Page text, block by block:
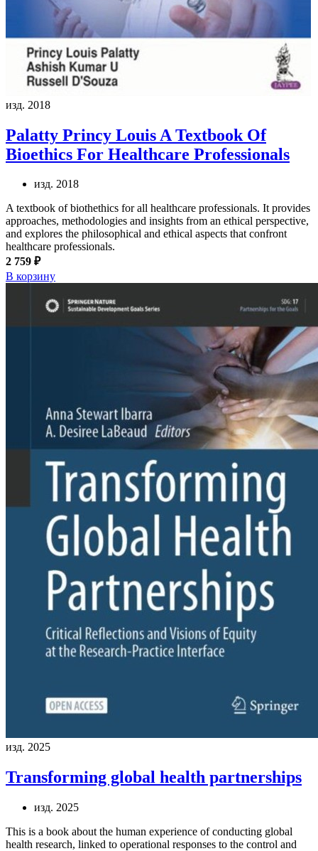
изд. 2018
Palatty Princy Louis A Textbook Of
Bioethics For Healthcare Professionals
изд. 2018
A textbook of biothethics for all healthcare professionals. It provides
approaches, methodologies and insights from an ethical perspective,
and explores the philosophical and ethical aspects that confront
healthcare professionals.
2 759 ₽
В корзину
изд. 2025
Transforming global health partnerships
изд. 2025
This is a book about the human experience of conducting global
health research, linked to operational responses to the control and